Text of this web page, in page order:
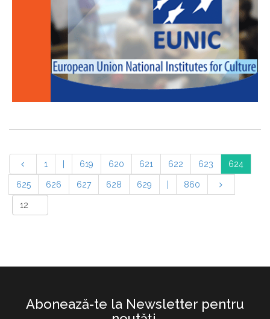
1 619 620 621 622 623 624
625 626 627 628 629 860
Abonează-te la Newsletter pentru